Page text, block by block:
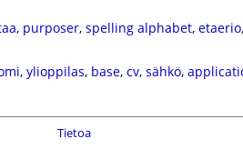
, purposer, spelling alphabet, etaerio
, ylioppilas, base, cv, sähkö,
Tietoa